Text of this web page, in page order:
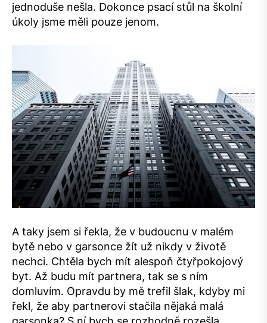
jednoduše nešla. Dokonce psací stůl na školní
úkoly jsme měli pouze jenom.
A taky jsem si řekla, že v budoucnu v malém
bytě nebo v garsonce žít už nikdy v životě
nechci. Chtěla bych mít alespoň čtyřpokojový
byt. Až budu mít partnera, tak se s ním
domluvím. Opravdu by mě trefil šlak, kdyby mi
řekl, že aby partnerovi stačila nějaká malá